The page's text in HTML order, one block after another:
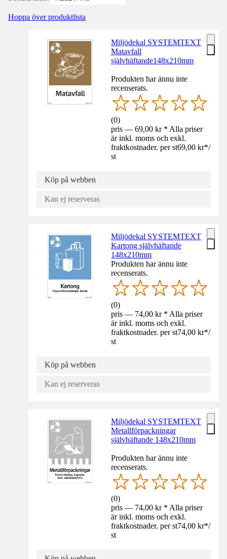
Hoppa över produktlista
Miljödekal SYSTEMTEXT
Matavfall
självhäftande148x210mm
Produkten har ännu inte
recenserats.
(0)
pris — 69,00 kr * Alla priser
är inkl. moms och exkl.
fraktkostnader. per st69,00 kr*/
st
Köp på webben
Kan ej reserveras
Miljödekal SYSTEMTEXT
Kartong självhäftande
148x210mm
Produkten har ännu inte
recenserats.
(0)
pris — 74,00 kr * Alla priser
är inkl. moms och exkl.
fraktkostnader. per st74,00 kr*/
st
Köp på webben
Kan ej reserveras
Miljödekal SYSTEMTEXT
Metallförpackningar
självhäftande 148x210mm
Produkten har ännu inte
recenserats.
(0)
pris — 74,00 kr * Alla priser
är inkl. moms och exkl.
fraktkostnader. per st74,00 kr*/
st